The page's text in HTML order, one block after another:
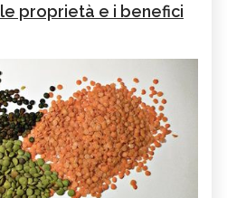
le proprietà e i benefici